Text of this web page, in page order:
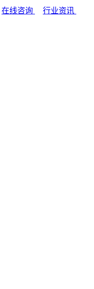
在线咨询
行业资讯